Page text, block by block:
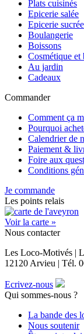
Plats cuisinés
Epicerie salée
Epicerie sucrée
Boulangerie
Boissons
Cosmétique et
Au jardin
Cadeaux
Commander
Comment ça
Pourquoi
Calendrier de
Paiement &
Foire aux
Conditions
Je commande
Les points relais
Voir la carte »
Nous contacter
Les Loco-Motivés |
12120 Arvieu | Tél.
Ecrivez-nous
Qui sommes-nous ?
La bande des
Nous soutenir